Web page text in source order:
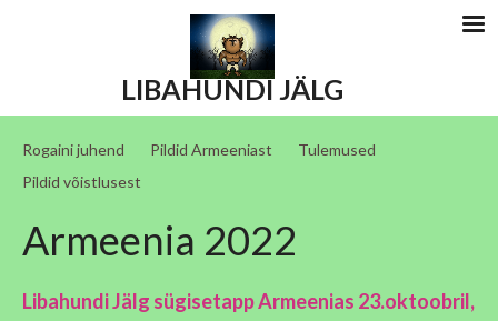
LIBAHUNDI JÄLG
Rogaini juhend Pildid Armeeniast
Tulemused
Pildid võistlusest
Armeenia 2022
Libahundi Jälg sügisetapp Armeenias 23.oktoobril,